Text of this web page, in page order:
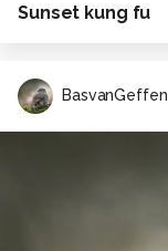
Sunset kung fu
BasvanGeffen